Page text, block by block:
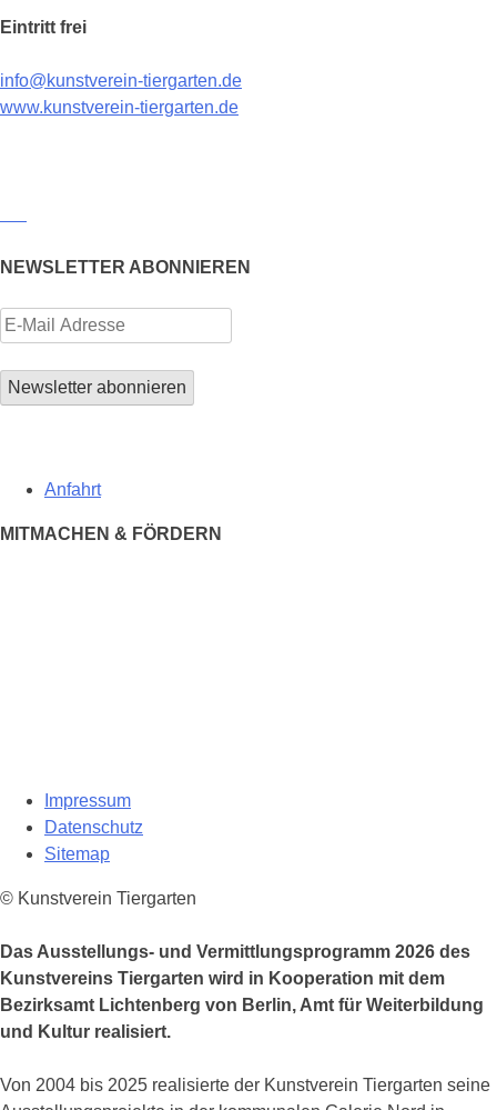
Eintritt frei
info@kunstverein-tiergarten.de
www.kunstverein-tiergarten.de
NEWSLETTER ABONNIEREN
Anfahrt
MITMACHEN & FÖRDERN
Impressum
Datenschutz
Sitemap
© Kunstverein Tiergarten
Das Ausstellungs- und Vermittlungsprogramm 2026 des
Kunstvereins Tiergarten wird in Kooperation mit dem
Bezirksamt Lichtenberg von Berlin, Amt für Weiterbildung
und Kultur realisiert.
Von 2004 bis 2025 realisierte der Kunstverein Tiergarten seine